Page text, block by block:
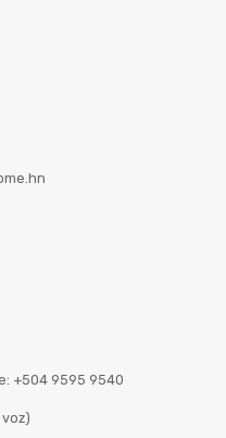
+504 9595 9540